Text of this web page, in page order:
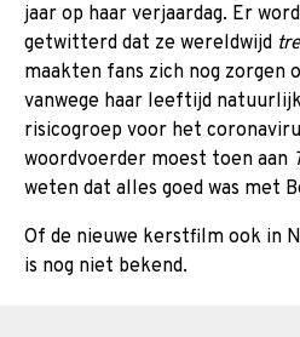
jaar op haar verjaardag. Er
getwitterd dat ze wereldwijd
maakten fans zich nog zorgen
vanwege haar leeftijd
risicogroep voor het
woordvoerder moest toen aan
weten dat alles goed was met
Of de nieuwe kerstfilm ook in
is nog niet bekend.